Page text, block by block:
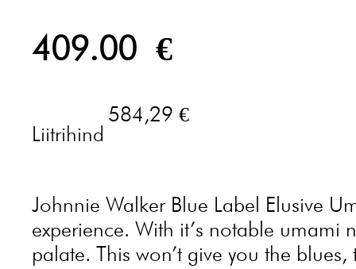
409.00 €
Liitrihind
584,29 €
Johnnie Walker Blue Label Elusive
experience. With it’s notable umami
palate. This won’t give you the blues,